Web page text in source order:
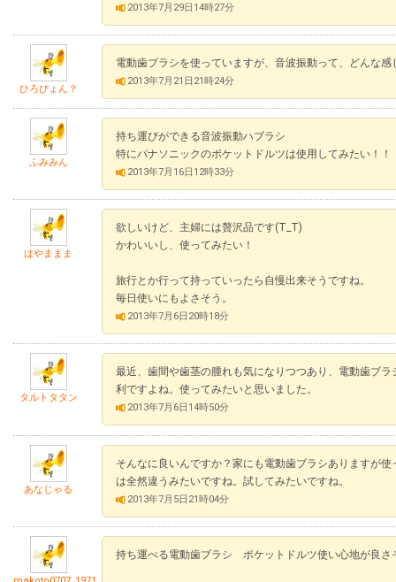
2013年7月29日14時27分
ひろぴょん？
電動歯ブラシを使っていますが、音波振動って、どんな
2013年7月21日21時24分
ふみみん
持ち運びができる音波振動ハブラシ
特にパナソニックのポケットドルツは使用してみたい！！
2013年7月16日12時33分
はやままま
欲しいけど、主婦には贅沢品です(T_T)
かわいいし、使ってみたい！
旅行とか行って持っていったら自慢出来そうですね。
毎日使いにもよさそう。
2013年7月6日20時18分
タルトタタン
最近、歯間や歯茎の腫れも気になりつつあり、電動歯ブ
利ですよね。使ってみたいと思いました。
2013年7月6日14時50分
あなじゃる
そんなに良いんですか？家にも電動歯ブラシありますが
は全然違うみたいですね。試してみたいですね。
2013年7月5日21時04分
持ち運べる電動歯ブラシ ポケットドルツ使い心地が良さ